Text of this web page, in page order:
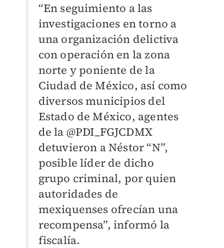
“En seguimiento a las
investigaciones en torno a
una organización delictiva
con operación en la zona
norte y poniente de la
Ciudad de México, así como
diversos municipios del
Estado de México, agentes
de la @PDI_FGJCDMX
detuvieron a Néstor “N”,
posible líder de dicho
grupo criminal, por quien
autoridades de
mexiquenses ofrecían una
recompensa”, informó la
fiscalía.